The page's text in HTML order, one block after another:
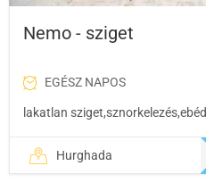
Nemo - sziget
EGÉSZ NAPOS
lakatlan sziget,sznorkelezés,ebéd
Hurghada